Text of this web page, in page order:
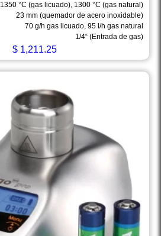
1350 °C (gas licuado), 1300 °C (gas natural)
23 mm (quemador de acero inoxidable)
70 g/h gas licuado, 95 l/h gas natural
1/4“ (Entrada de gas)
$1,211.25